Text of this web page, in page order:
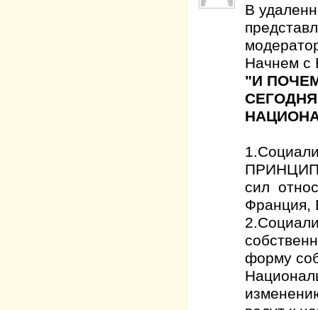
В
Начнем
"И
ПРИНЦИПЕ
сил
Франция,
форму